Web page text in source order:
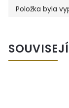
Položka byla